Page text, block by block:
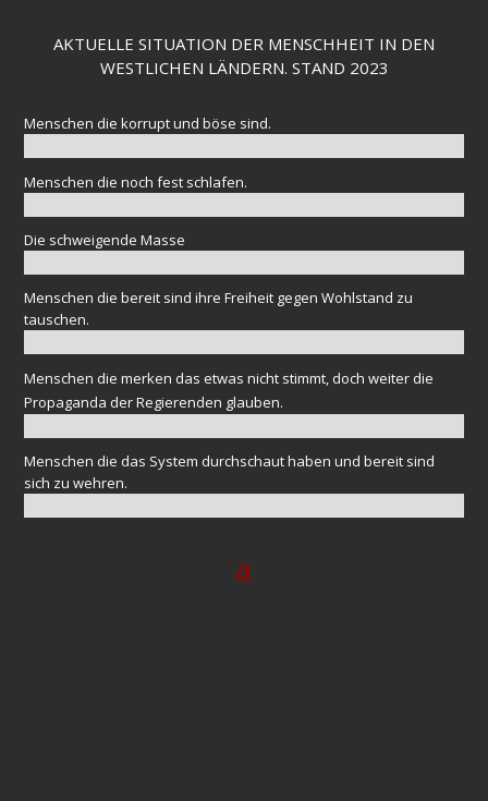
AKTUELLE SITUATION DER MENSCHHEIT IN DEN
WESTLICHEN LÄNDERN. STAND 2023
Menschen die korrupt und böse sind.
Menschen die noch fest schlafen.
Die schweigende Masse
Menschen die bereit sind ihre Freiheit gegen Wohlstand zu
tauschen.
Menschen die merken das etwas nicht stimmt, doch weiter die
Propaganda der Regierenden glauben.
Menschen die das System durchschaut haben und bereit sind
sich zu wehren.